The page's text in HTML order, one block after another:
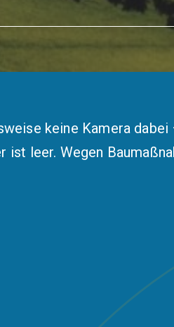
keine Kamera
leer. Wegen